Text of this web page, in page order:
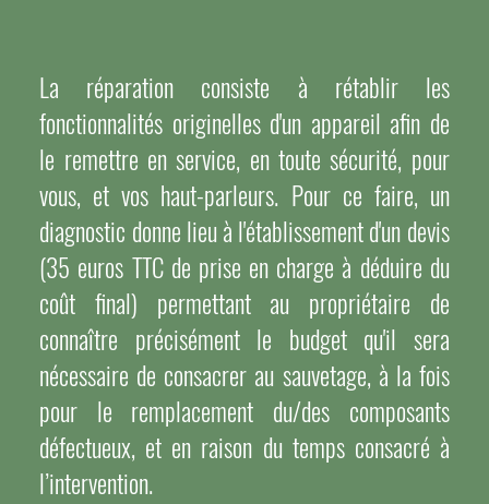
La réparation consiste à rétablir les
fonctionnalités originelles d'un appareil afin de
le remettre en service, en toute sécurité, pour
vous, et vos haut-parleurs. Pour ce faire, un
diagnostic donne lieu à l'établissement d'un devis
(35 euros TTC de prise en charge à déduire du
coût final) permettant au propriétaire de
connaître précisément le budget qu'il sera
nécessaire de consacrer au sauvetage, à la fois
pour le remplacement du/des composants
défectueux, et en raison du temps consacré à
l’intervention.